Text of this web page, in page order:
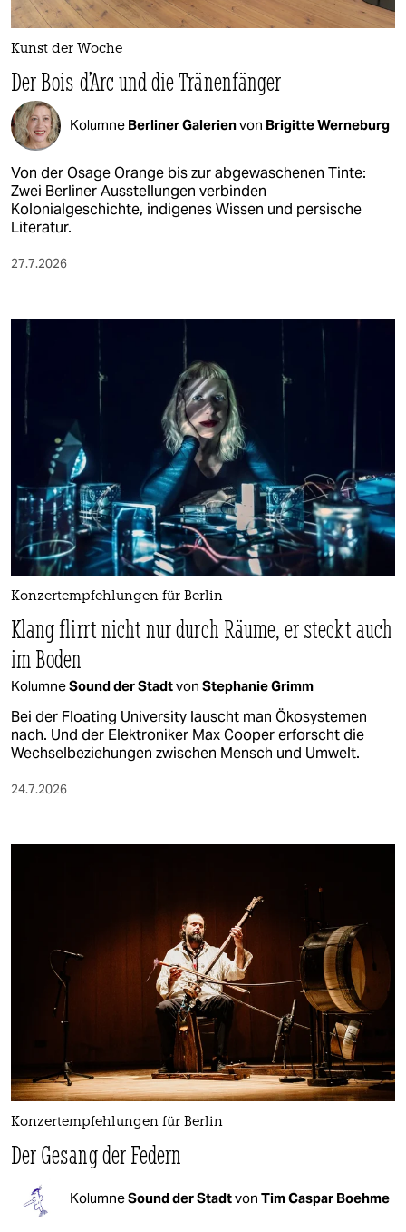
Kunst der Woche
Der Bois d’Arc und die Tränenfänger
Kolumne Berliner Galerienvon Brigitte Werneburg
Von der Osage Orange bis zur abgewaschenen Tinte:
Zwei Berliner Ausstellungen verbinden
Kolonialgeschichte, indigenes Wissen und persische
Literatur.
27.7.2026
Konzertempfehlungen für Berlin
Klang flirrt nicht nur durch Räume, er steckt auch
im Boden
KolumneSound der Stadtvon Stephanie Grimm
Bei der Floating University lauscht man Ökosystemen
nach. Und der Elektroniker Max Cooper erforscht die
Wechselbeziehungen zwischen Mensch und Umwelt.
24.7.2026
Konzertempfehlungen für Berlin
Der Gesang der Federn
KolumneSound der Stadtvon Tim Caspar Boehme